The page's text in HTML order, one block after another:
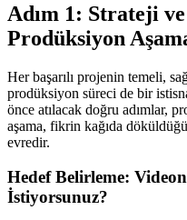
Adım 1: Strateji
Prodüksiyon
Her başarılı projenin temeli,
prodüksiyon süreci de bir
önce atılacak doğru adımlar,
aşama, fikrin kağıda
evredir.
Hedef Belirleme:
İstiyorsunuz?